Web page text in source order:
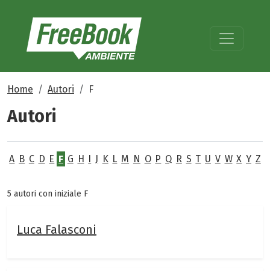
Home Autori F
Autori
A B C D E F G H I J K L M N O P Q R S T U V W X Y Z
5 autori con iniziale F
Luca Falasconi